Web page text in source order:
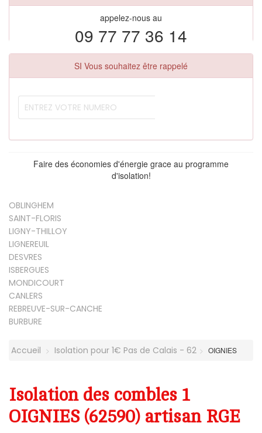
appelez-nous au
09 77 77 36 14
SI Vous souhaitez être rappelé
Faire des économies d'énergie grace au programme
d'isolation!
OBLINGHEM
SAINT-FLORIS
LIGNY-THILLOY
LIGNEREUIL
DESVRES
ISBERGUES
MONDICOURT
CANLERS
REBREUVE-SUR-CANCHE
BURBURE
Accueil Isolation pour 1€ Pas de Calais - 62 OIGNIES
Isolation des combles 1
OIGNIES (62590) artisan RGE